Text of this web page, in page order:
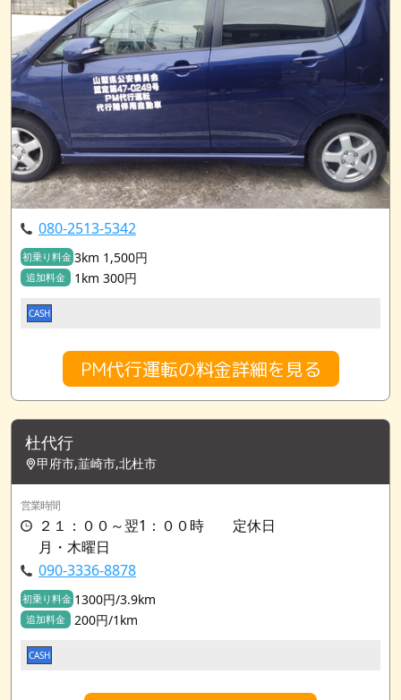
080-2513-5342
初乗り料金 3km 1,500円
追加料金 1km 300円
CASH
PM代行運転の料金詳細を見る
杜代行
甲府市,韮崎市,北杜市
営業時間
２１：００～翌1：００時 定休日
月・木曜日
090-3336-8878
初乗り料金 1300円/3.9km
追加料金 200円/1km
CASH